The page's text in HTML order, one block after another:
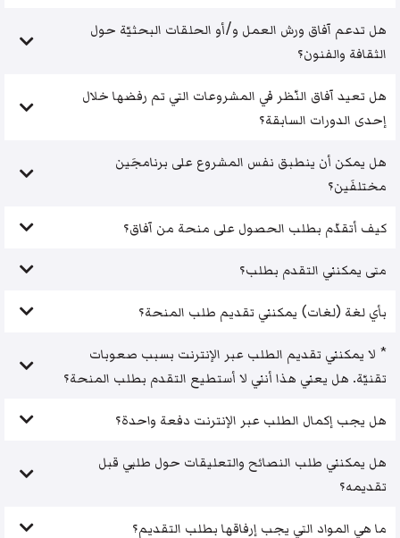
هل تدعم آفاق ورش العمل و/أو الحلقات البحثيّة حول
الثقافة والفنون؟
هل تعيد آفاق النّظر في المشروعات التي تم رفضها خلال
إحدى الدورات السابقة؟
هل يمكن أن ينطبق نفس المشروع على برنامجَين
مختلفَين؟
كيف أتقدّم بطلب الحصول على منحة من آفاق؟
متى يمكنني التقدم بطلب؟
بأي لغة (لغات) يمكنني تقديم طلب المنحة؟
* لا يمكنني تقديم الطلب عبر الإنترنت بسبب صعوبات
تقنيّة. هل يعني هذا أنني لا أستطيع التقدم بطلب المنحة؟
هل يجب إكمال الطلب عبر الإنترنت دفعة واحدة؟
هل يمكنني طلب النصائح والتعليقات حول طلبي قبل
تقديمه؟
ما هي المواد التي يجب إرفاقها بطلب التقديم؟